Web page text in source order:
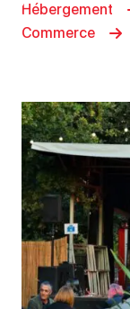
Hébergement
Commerce